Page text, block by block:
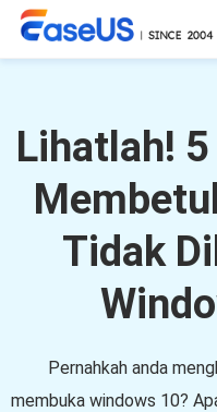
Lihatlah!
Tidak
Pernahkah anda
membuka windows 10?